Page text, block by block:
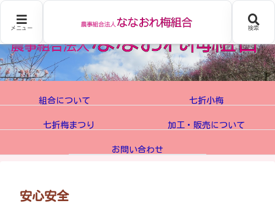
組合について 七折小梅
七折梅まつり 加工・販売について
お問い合わせ
安心安全
メニュー 検索